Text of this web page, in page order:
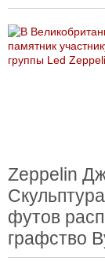
Zeppelin
футов
графство